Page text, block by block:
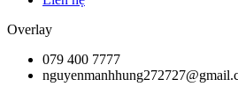
Overlay
079 400 7777